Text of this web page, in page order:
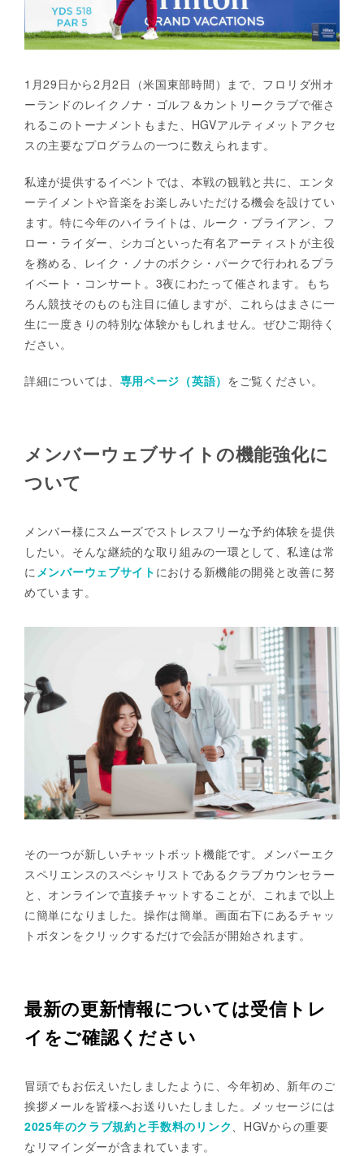
1月29日から2月2日（米国東部時間）まで、フロリダ州オ
ーランドのレイクノナ・ゴルフ＆カントリークラブで催さ
れるこのトーナメントもまた、HGVアルティメットアクセ
スの主要なプログラムの一つに数えられます。
私達が提供するイベントでは、本戦の観戦と共に、エンタ
ーテイメントや音楽をお楽しみいただける機会を設けてい
ます。特に今年のハイライトは、ルーク・ブライアン、フ
ロー・ライダー、シカゴといった有名アーティストが主役
を務める、レイク・ノナのボクシ・パークで行われるプラ
イベート・コンサート。3夜にわたって催されます。もち
ろん競技そのものも注目に値しますが、これらはまさに一
生に一度きりの特別な体験かもしれません。ぜひご期待く
ださい。
詳細については、 専用ページ（英語） をご覧ください。
メンバーウェブサイトの機能強化に
ついて
メンバー様にスムーズでストレスフリーな予約体験を提供
したい。そんな継続的な取り組みの一環として、私達は常
にメンバーウェブサイト における新機能の開発と改善に努
めています。
その一つが新しいチャットボット機能です。メンバーエク
スペリエンスのスペシャリストであるクラブカウンセラー
と、オンラインで直接チャットすることが、これまで以上
に簡単になりました。操作は簡単。画面右下にあるチャッ
トボタンをクリックするだけで会話が開始されます。
最新の更新情報については受信トレ
イをご確認ください
冒頭でもお伝えいたしましたように、今年初め、新年のご
挨拶メールを皆様へお送りいたしました。メッセージには
2025年のクラブ規約と手数料のリンク、HGVからの重要
なリマインダーが含まれています。